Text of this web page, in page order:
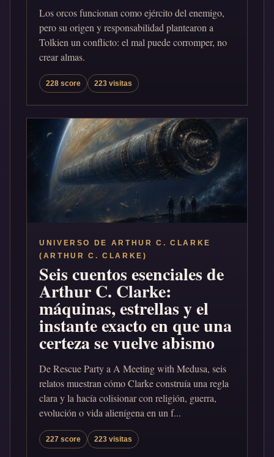
Los orcos funcionan como ejército del enemigo,
pero su origen y responsabilidad plantearon a
Tolkien un conflicto: el mal puede corromper, no
crear almas.
228 score 223 visitas
UNIVERSO DE ARTHUR C. CLARKE
(ARTHUR C. CLARKE)
Seis cuentos esenciales de
Arthur C. Clarke:
máquinas, estrellas y el
instante exacto en que una
certeza se vuelve abismo
De Rescue Party a A Meeting with Medusa, seis
relatos muestran cómo Clarke construía una regla
clara y la hacía colisionar con religión, guerra,
evolución o vida alienígena en un f...
227 score 223 visitas